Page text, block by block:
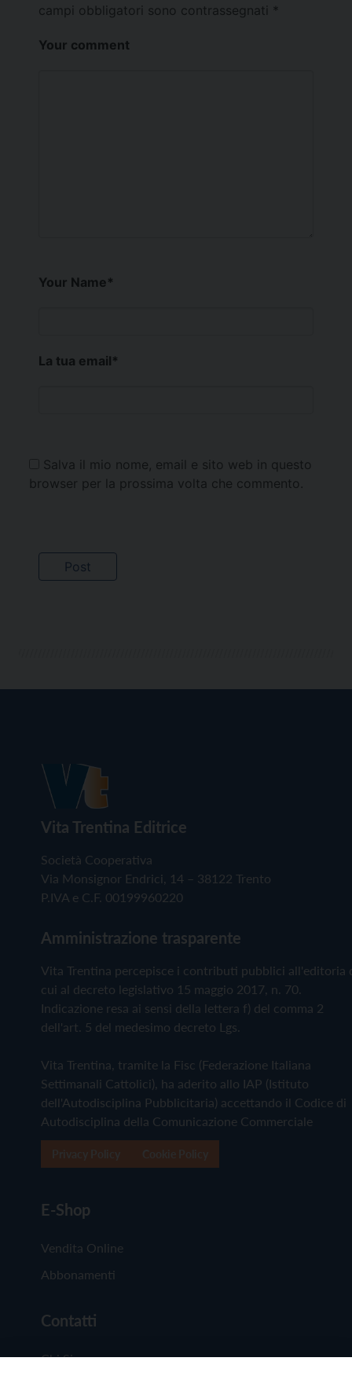
campi obbligatori sono contrassegnati *
Your comment
Your Name*
La tua email*
Salva il mio nome, email e sito web in questo
browser per la prossima volta che commento.
Vita Trentina Editrice
Società Cooperativa
Via Monsignor Endrici, 14 – 38122 Trento
P.IVA e C.F. 00199960220
Amministrazione trasparente
Vita Trentina percepisce i contributi pubblici all'editoria
cui al decreto legislativo 15 maggio 2017, n. 70.
Indicazione resa ai sensi della lettera f) del comma 2
dell'art. 5 del medesimo decreto Lgs.
Vita Trentina, tramite la Fisc (Federazione Italiana
Settimanali Cattolici), ha aderito allo IAP (Istituto
dell'Autodisciplina Pubblicitaria) accettando il Codice di
Autodisciplina della Comunicazione Commerciale
E-Shop
Vendita Online
Abbonamenti
Contatti
Chi Siamo